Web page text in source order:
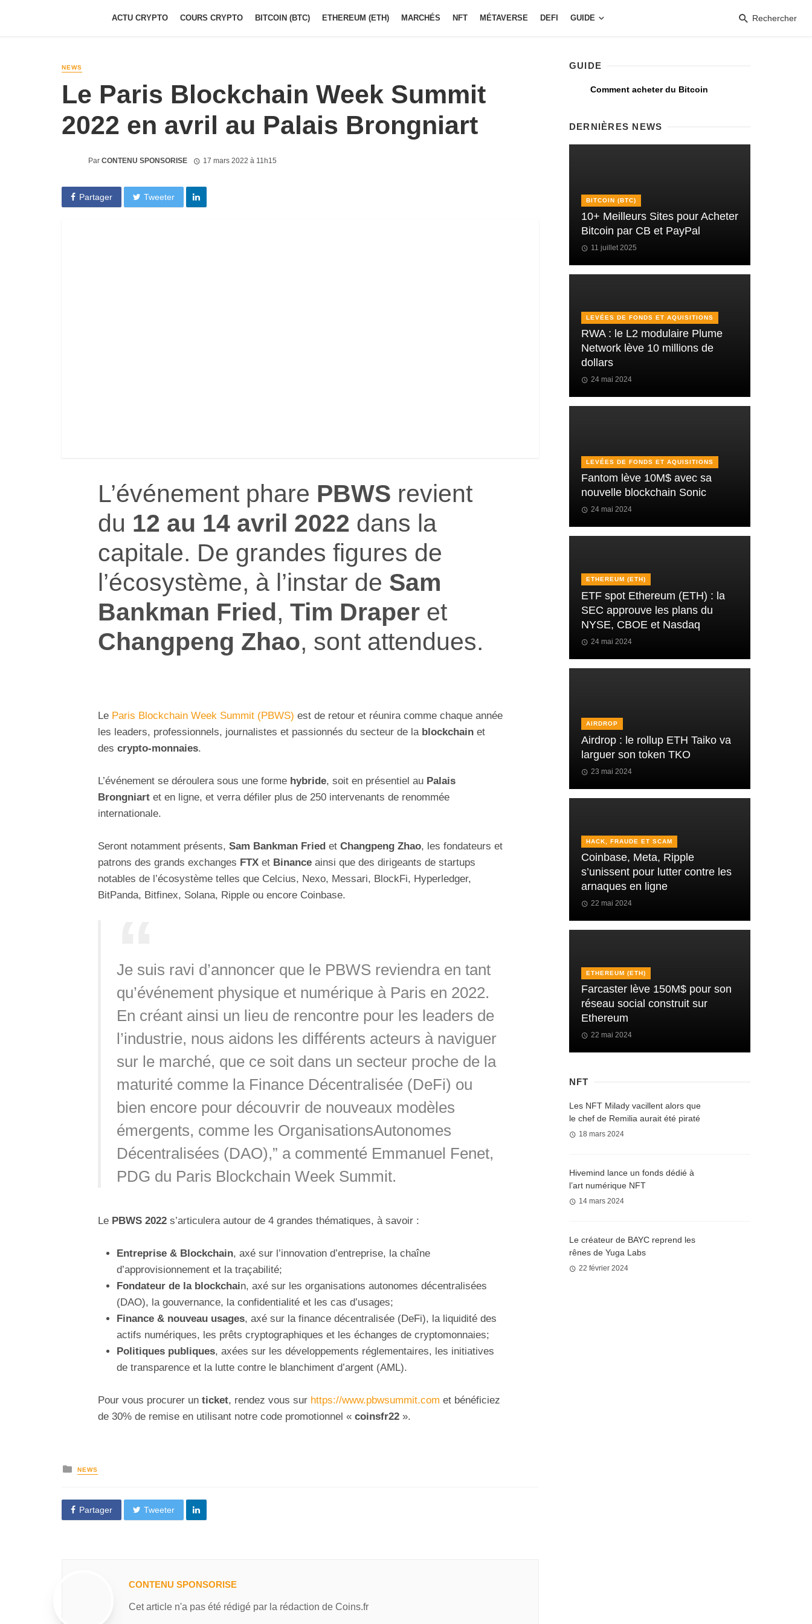
ACTU CRYPTO COURS CRYPTO BITCOIN (BTC) ETHEREUM (ETH) MARCHÉS NFT MÉTAVERSE DEFI GUIDE Rechercher
NEWS
Le Paris Blockchain Week Summit
2022 en avril au Palais Brongniart
Par CONTENU SPONSORISE 17 mars 2022 à 11h15
Partager Tweeter
L’événement phare PBWS revient
du 12 au 14 avril 2022 dans la
capitale. De grandes figures de
l’écosystème, à l’instar de Sam
Bankman Fried, Tim Draper et
Changpeng Zhao, sont attendues.
Le Paris Blockchain Week Summit (PBWS) est de retour et réunira comme chaque année
les leaders, professionnels, journalistes et passionnés du secteur de la blockchain et
des crypto-monnaies.
L’événement se déroulera sous une forme hybride, soit en présentiel au Palais
Brongniart et en ligne, et verra défiler plus de 250 intervenants de renommée
internationale.
Seront notamment présents, Sam Bankman Fried et Changpeng Zhao, les fondateurs et
patrons des grands exchanges FTX et Binance ainsi que des dirigeants de startups
notables de l’écosystème telles que Celcius, Nexo, Messari, BlockFi, Hyperledger,
BitPanda, Bitfinex, Solana, Ripple ou encore Coinbase.
Je suis ravi d’annoncer que le PBWS reviendra en tant
qu’événement physique et numérique à Paris en 2022.
En créant ainsi un lieu de rencontre pour les leaders de
l’industrie, nous aidons les différents acteurs à naviguer
sur le marché, que ce soit dans un secteur proche de la
maturité comme la Finance Décentralisée (DeFi) ou
bien encore pour découvrir de nouveaux modèles
émergents, comme les OrganisationsAutonomes
Décentralisées (DAO),” a commenté Emmanuel Fenet,
PDG du Paris Blockchain Week Summit.
Le PBWS 2022 s’articulera autour de 4 grandes thématiques, à savoir :
Entreprise & Blockchain, axé sur l’innovation d’entreprise, la chaîne
d’approvisionnement et la traçabilité;
Fondateur de la blockchain, axé sur les organisations autonomes décentralisées
(DAO), la gouvernance, la confidentialité et les cas d’usages;
Finance & nouveau usages, axé sur la finance décentralisée (DeFi), la liquidité des
actifs numériques, les prêts cryptographiques et les échanges de cryptomonnaies;
Politiques publiques, axées sur les développements réglementaires, les initiatives
de transparence et la lutte contre le blanchiment d’argent (AML).
Pour vous procurer un ticket, rendez vous sur https://www.pbwsummit.com et bénéficiez
de 30% de remise en utilisant notre code promotionnel « coinsfr22 ».
NEWS
Partager Tweeter
CONTENU SPONSORISE
Cet article n'a pas été rédigé par la rédaction de Coins.fr
GUIDE
Comment acheter du Bitcoin
DERNIÈRES NEWS
BITCOIN (BTC)
10+ Meilleurs Sites pour Acheter
Bitcoin par CB et PayPal
11 juillet 2025
LEVÉES DE FONDS ET AQUISITIONS
RWA : le L2 modulaire Plume
Network lève 10 millions de
dollars
24 mai 2024
LEVÉES DE FONDS ET AQUISITIONS
Fantom lève 10M$ avec sa
nouvelle blockchain Sonic
24 mai 2024
ETHEREUM (ETH)
ETF spot Ethereum (ETH) : la
SEC approuve les plans du
NYSE, CBOE et Nasdaq
24 mai 2024
AIRDROP
Airdrop : le rollup ETH Taiko va
larguer son token TKO
23 mai 2024
HACK, FRAUDE ET SCAM
Coinbase, Meta, Ripple
s’unissent pour lutter contre les
arnaques en ligne
22 mai 2024
ETHEREUM (ETH)
Farcaster lève 150M$ pour son
réseau social construit sur
Ethereum
22 mai 2024
NFT
Les NFT Milady vacillent alors que
le chef de Remilia aurait été piraté
18 mars 2024
Hivemind lance un fonds dédié à
l’art numérique NFT
14 mars 2024
Le créateur de BAYC reprend les
rênes de Yuga Labs
22 février 2024